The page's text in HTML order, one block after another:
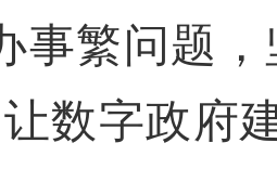
事繁问题
数字政府